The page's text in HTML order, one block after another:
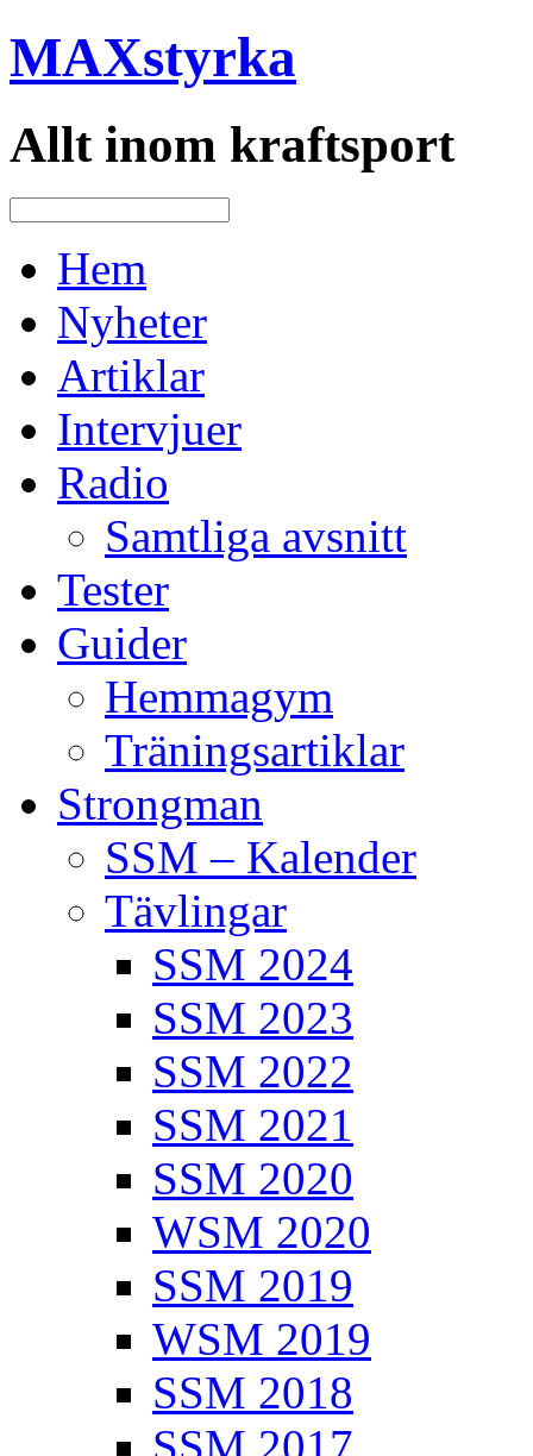
MAXstyrka
Allt inom kraftsport
Hem
Nyheter
Artiklar
Intervjuer
Radio
Samtliga avsnitt
Tester
Guider
Hemmagym
Träningsartiklar
Strongman
SSM – Kalender
Tävlingar
SSM 2024
SSM 2023
SSM 2022
SSM 2021
SSM 2020
WSM 2020
SSM 2019
WSM 2019
SSM 2018
SSM 2017